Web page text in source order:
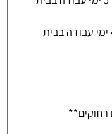
*התקנת מראה / כיור בלבד- אספקה עד 4-7 ימי עבודה בבית
רחוקים**